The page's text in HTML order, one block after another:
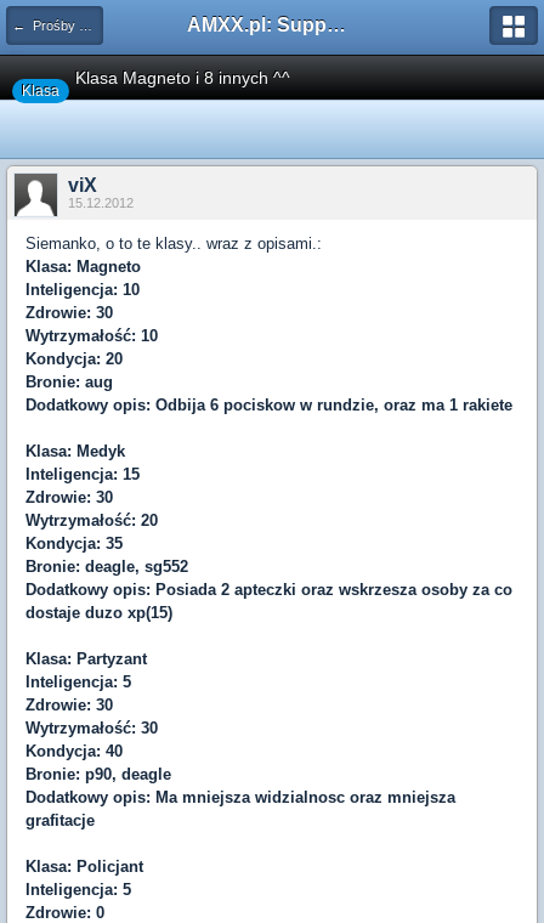
← Prośby o Klasę/Perk AMXX.pl: Support AMX Mod X i SourceMod
Klasa
Klasa Magneto i 8 innych ^^
viX
15.12.2012
Siemanko, o to te klasy.. wraz z opisami.:
Klasa: Magneto
Inteligencja: 10
Zdrowie: 30
Wytrzymałość: 10
Kondycja: 20
Bronie: aug
Dodatkowy opis: Odbija 6 pociskow w rundzie, oraz ma 1 rakiete
Klasa: Medyk
Inteligencja: 15
Zdrowie: 30
Wytrzymałość: 20
Kondycja: 35
Bronie: deagle, sg552
Dodatkowy opis: Posiada 2 apteczki oraz wskrzesza osoby za co
dostaje duzo xp(15)
Klasa: Partyzant
Inteligencja: 5
Zdrowie: 30
Wytrzymałość: 30
Kondycja: 40
Bronie: p90, deagle
Dodatkowy opis: Ma mniejsza widzialnosc oraz mniejsza
grafitacje
Klasa: Policjant
Inteligencja: 5
Zdrowie: 0